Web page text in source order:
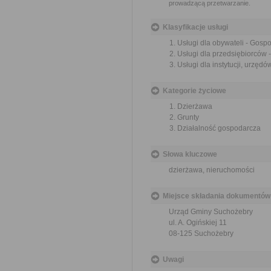
prowadzącą przetwarzanie.
Klasyfikacje usługi
Usługi dla obywateli -
Usługi dla
Usługi dla instytucji,
Kategorie życiowe
Dzierżawa
Grunty
Działalność gospodarcza
Słowa kluczowe
dzierżawa, nieruchomości
Miejsce składania dokumentów
Urząd Gminy Suchożebry
ul. A. Ogińskiej 11
08-125 Suchożebry
Uwagi